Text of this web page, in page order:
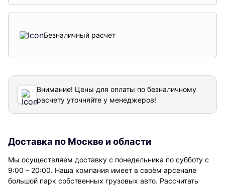
Безналичный расчет
Внимание! Цены для оплаты по безналичному
расчету уточняйте у менеджеров!
Доставка по Москве и области
Мы осуществляем доставку с понедельника по субботу с
9:00 – 20:00. Наша компания имеет в своём арсенале
большой парк собственных грузовых авто. Рассчитать